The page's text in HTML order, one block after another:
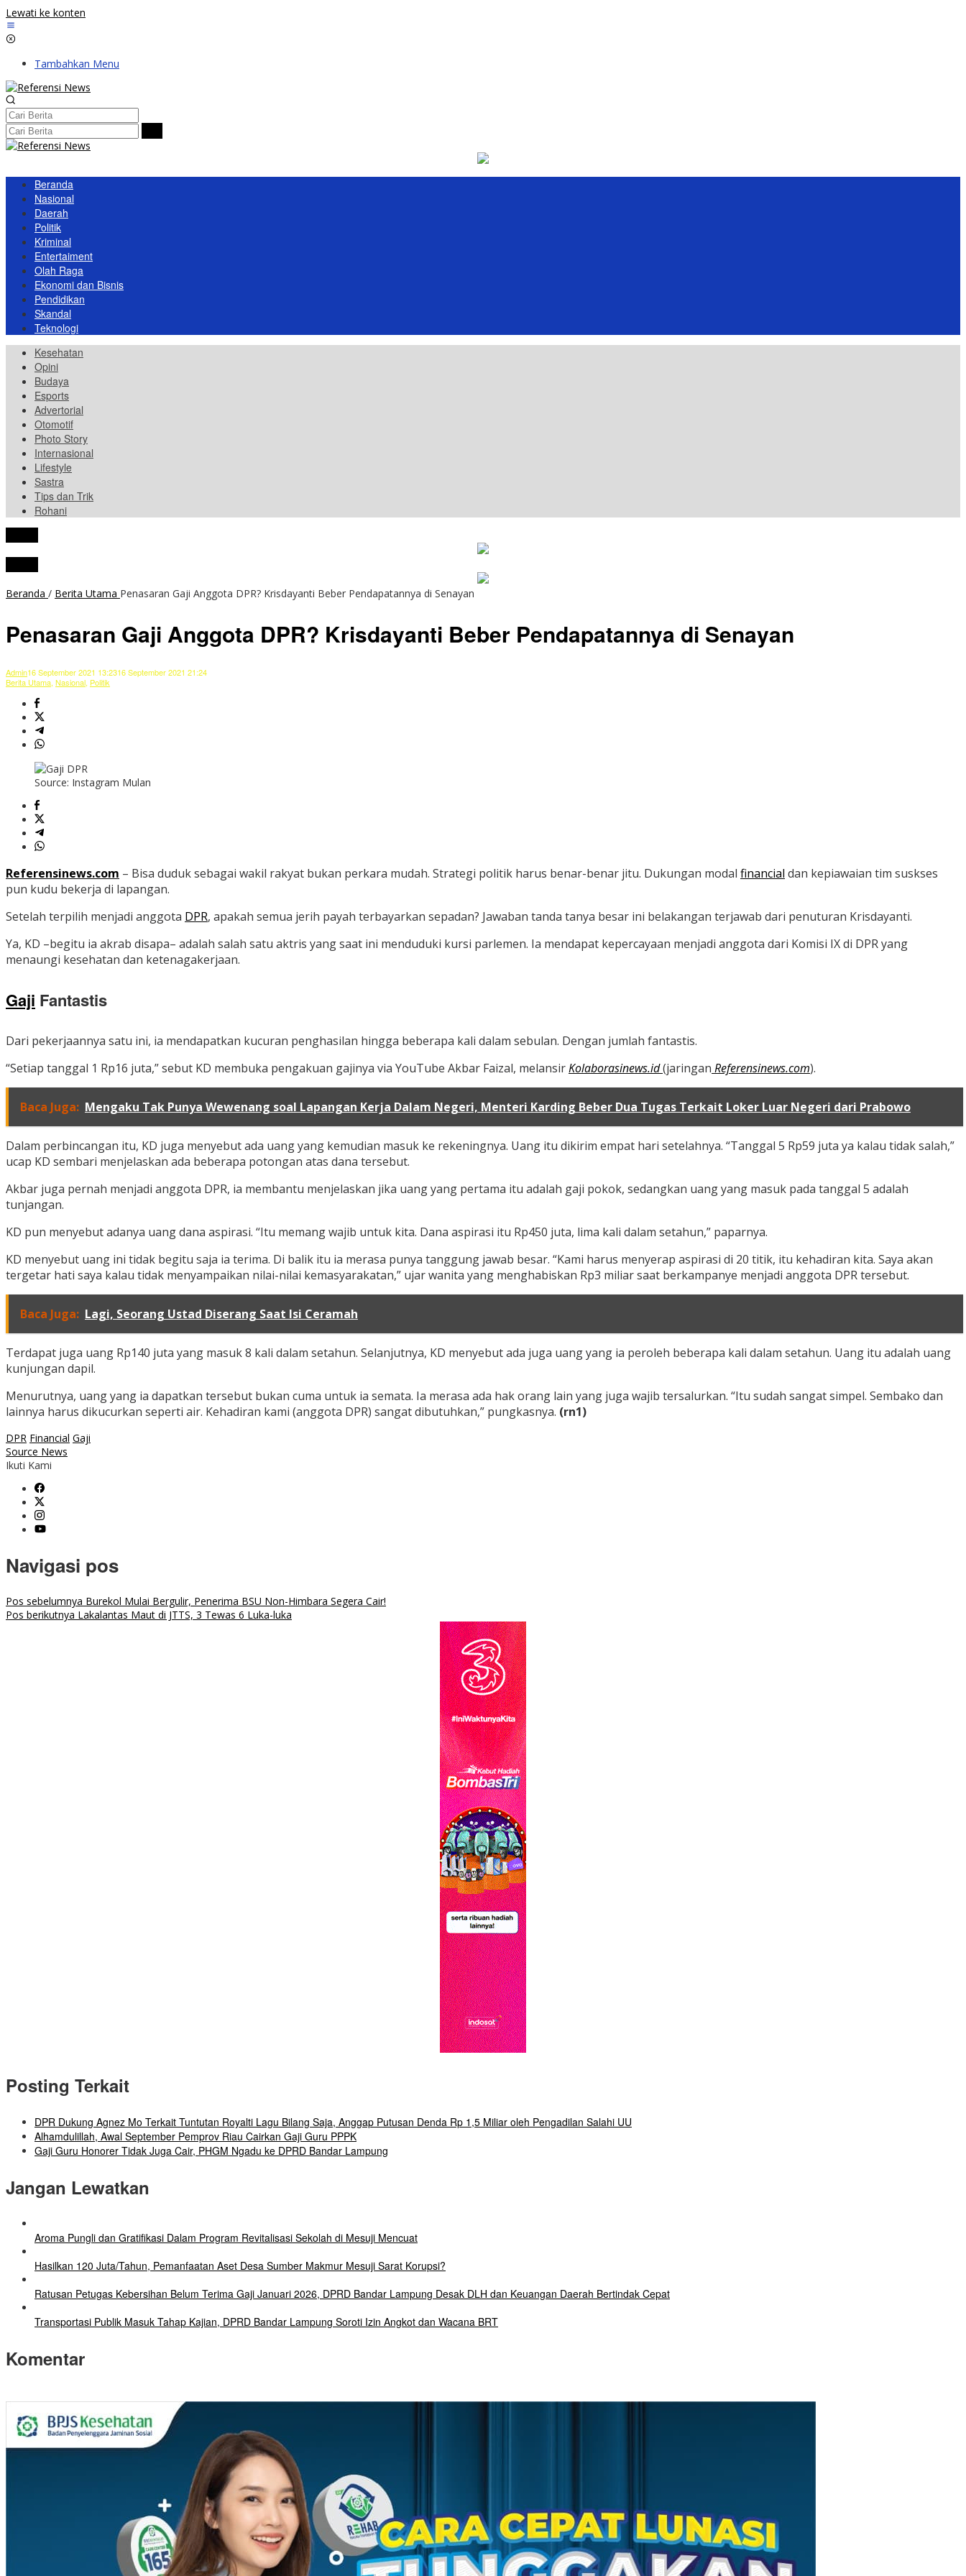
Lewati ke konten
Tambahkan Menu
Beranda
Nasional
Daerah
Politik
Kriminal
Entertaiment
Olah Raga
Ekonomi dan Bisnis
Pendidikan
Skandal
Teknologi
Kesehatan
Opini
Budaya
Esports
Advertorial
Otomotif
Photo Story
Internasional
Lifestyle
Sastra
Tips dan Trik
Rohani
Beranda / Berita Utama Penasaran Gaji Anggota DPR? Krisdayanti Beber Pendapatannya di Senayan
Penasaran Gaji Anggota DPR? Krisdayanti Beber Pendapatannya di Senayan
Admin16 September 2021 13:2316 September 2021 21:24
Berita Utama, Nasional, Politik
Source: Instagram Mulan
Referensinews.com – Bisa duduk sebagai wakil rakyat bukan perkara mudah. Strategi politik harus benar-benar jitu. Dukungan modal financial dan kepiawaian tim suskses
pun kudu bekerja di lapangan.
Setelah terpilih menjadi anggota DPR, apakah semua jerih payah terbayarkan sepadan? Jawaban tanda tanya besar ini belakangan terjawab dari penuturan Krisdayanti.
Ya, KD –begitu ia akrab disapa– adalah salah satu aktris yang saat ini menduduki kursi parlemen. Ia mendapat kepercayaan menjadi anggota dari Komisi IX di DPR yang
menaungi kesehatan dan ketenagakerjaan.
Gaji Fantastis
Dari pekerjaannya satu ini, ia mendapatkan kucuran penghasilan hingga beberapa kali dalam sebulan. Dengan jumlah fantastis.
“Setiap tanggal 1 Rp16 juta,” sebut KD membuka pengakuan gajinya via YouTube Akbar Faizal, melansirKolaborasinews.id(jaringan Referensinews.com).
Baca Juga: Mengaku Tak Punya Wewenang soal Lapangan Kerja Dalam Negeri, Menteri Karding Beber Dua Tugas Terkait Loker Luar Negeri dari Prabowo
Dalam perbincangan itu, KD juga menyebut ada uang yang kemudian masuk ke rekeningnya. Uang itu dikirim empat hari setelahnya. “Tanggal 5 Rp59 juta ya kalau tidak salah,”
ucap KD sembari menjelaskan ada beberapa potongan atas dana tersebut.
Akbar juga pernah menjadi anggota DPR, ia membantu menjelaskan jika uang yang pertama itu adalah gaji pokok, sedangkan uang yang masuk pada tanggal 5 adalah
tunjangan.
KD pun menyebut adanya uang dana aspirasi. “Itu memang wajib untuk kita. Dana aspirasi itu Rp450 juta, lima kali dalam setahun,” paparnya.
KD menyebut uang ini tidak begitu saja ia terima. Di balik itu ia merasa punya tanggung jawab besar. “Kami harus menyerap aspirasi di 20 titik, itu kehadiran kita. Saya akan
tergetar hati saya kalau tidak menyampaikan nilai-nilai kemasyarakatan,” ujar wanita yang menghabiskan Rp3 miliar saat berkampanye menjadi anggota DPR tersebut.
Baca Juga: Lagi, Seorang Ustad Diserang Saat Isi Ceramah
Terdapat juga uang Rp140 juta yang masuk 8 kali dalam setahun. Selanjutnya, KD menyebut ada juga uang yang ia peroleh beberapa kali dalam setahun. Uang itu adalah uang
kunjungan dapil.
Menurutnya, uang yang ia dapatkan tersebut bukan cuma untuk ia semata. Ia merasa ada hak orang lain yang juga wajib tersalurkan. “Itu sudah sangat simpel. Sembako dan
lainnya harus dikucurkan seperti air. Kehadiran kami (anggota DPR) sangat dibutuhkan,” pungkasnya. (rn1)
DPR Financial Gaji
Source News
Ikuti Kami
Navigasi pos
Pos sebelumnya Burekol Mulai Bergulir, Penerima BSU Non-Himbara Segera Cair!
Pos berikutnya Lakalantas Maut di JTTS, 3 Tewas 6 Luka-luka
Posting Terkait
DPR Dukung Agnez Mo Terkait Tuntutan Royalti Lagu Bilang Saja, Anggap Putusan Denda Rp 1,5 Miliar oleh Pengadilan Salahi UU
Alhamdulillah, Awal September Pemprov Riau Cairkan Gaji Guru PPPK
Gaji Guru Honorer Tidak Juga Cair, PHGM Ngadu ke DPRD Bandar Lampung
Jangan Lewatkan
Aroma Pungli dan Gratifikasi Dalam Program Revitalisasi Sekolah di Mesuji Mencuat
Hasilkan 120 Juta/Tahun, Pemanfaatan Aset Desa Sumber Makmur Mesuji Sarat Korupsi?
Ratusan Petugas Kebersihan Belum Terima Gaji Januari 2026, DPRD Bandar Lampung Desak DLH dan Keuangan Daerah Bertindak Cepat
Transportasi Publik Masuk Tahap Kajian, DPRD Bandar Lampung Soroti Izin Angkot dan Wacana BRT
Komentar